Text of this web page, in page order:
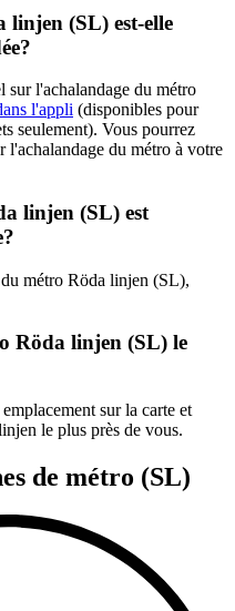
linjen (SL) est-elle
sur l'achalandage du métro
l'appli (disponibles pour
seulement). Vous pourrez
l'achalandage du métro à votre
linjen (SL) est
métro Röda linjen (SL),
Röda linjen (SL) le
sur la carte et
le plus près de vous.
de métro (SL)